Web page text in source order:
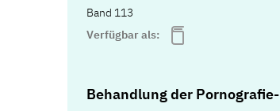
Band 113
Verfügbar als:
Behandlung der Pornografie-